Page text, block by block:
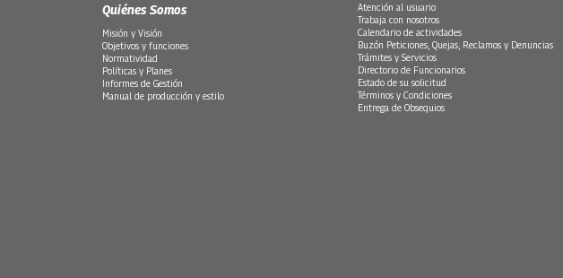
Quiénes Somos
Misión y Visión
Objetivos y funciones
Normatividad
Políticas y Planes
Informes de Gestión
Manual de producción y estilo
Atención al usuario
Trabaja con nosotros
Calendario de actividades
Buzón Peticiones, Quejas, Reclamos y Denuncias
Trámites y Servicios
Directorio de Funcionarios
Estado de su solicitud
Términos y Condiciones
Entrega de Obsequios